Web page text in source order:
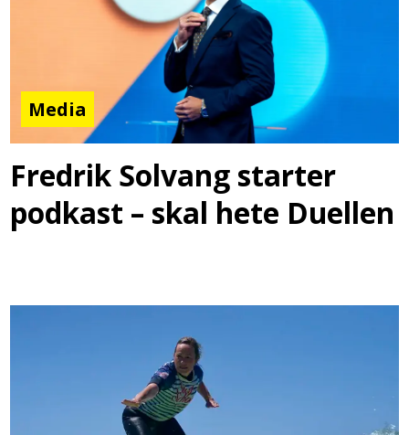
Media
Fredrik Solvang starter
podkast – skal hete Duellen